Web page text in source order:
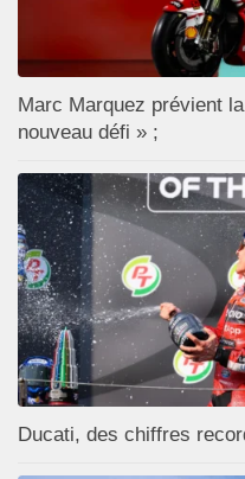
Marc Marquez prévient
nouveau défi » ;
Ducati, des chiffres